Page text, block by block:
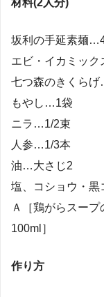
材料(2人分)
坂利の手延素麺
エビ・イカミッ
七つ森のきくら
もやし…1袋
ニラ…1/2束
人参…1/3本
油…大さじ2
塩、コショウ・
Ａ［鶏がらスー
100ml］
作り方